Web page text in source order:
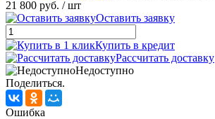
21 800 руб. / шт
Оставить заявку
Купить в кредит
Рассчитать доставку
Недоступно
Поделиться.
Ошибка